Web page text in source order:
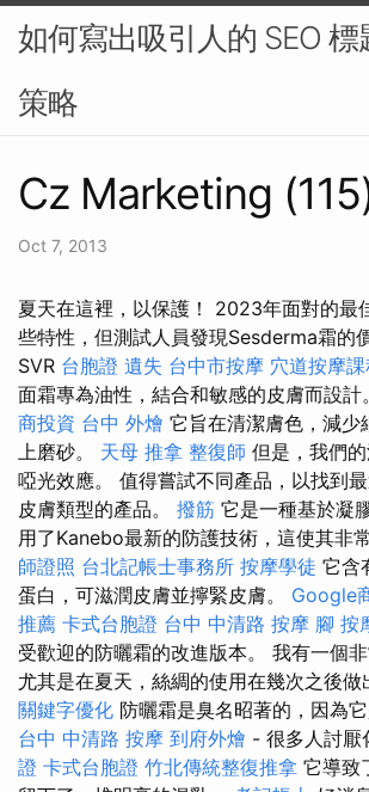
如何寫出吸引人的 SEO 標
策略
Cz Marketing
Oct 7, 2013
夏天在這裡，以保護！ 2023年面對的最
些特性，但測試人員發現Sesderma霜的
SVR 台胞證 遺失 台中市按摩 穴道按摩課
面霜專為油性，結合和敏感的皮膚而設計
商投資 台中 外燴 它旨在清潔膚色，減少
上磨砂。 天母 推拿 整復師 但是，我們
啞光效應。 值得嘗試不同產品，以找到
皮膚類型的產品。 撥筋 它是一種基於凝
用了Kanebo最新的防護技術，這使其非
師證照 台北記帳士事務所 按摩學徒 它含
蛋白，可滋潤皮膚並擰緊皮膚。 Google
推薦 卡式台胞證 台中 中清路 按摩 腳 按
受歡迎的防曬霜的改進版本。 我有一個非
尤其是在夏天，絲綢的使用在幾次之後做
關鍵字優化 防曬霜是臭名昭著的，因為
台中 中清路 按摩 到府外燴 - 很多人討厭
證 卡式台胞證 竹北傳統整復推拿 它導致